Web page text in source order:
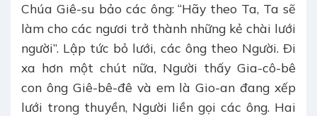
Chúa Giê-su bảo các ông: “Hãy theo Ta, Ta sẽ
làm cho các ngươi trở thành những kẻ chài lưới
người”. Lập tức bỏ lưới, các ông theo Người. Ði
xa hơn một chút nữa, Người thấy Gia-cô-bê
con ông Giê-bê-đê và em là Gio-an đang xếp
lưới trong thuyền, Người liền gọi các ông. Hai